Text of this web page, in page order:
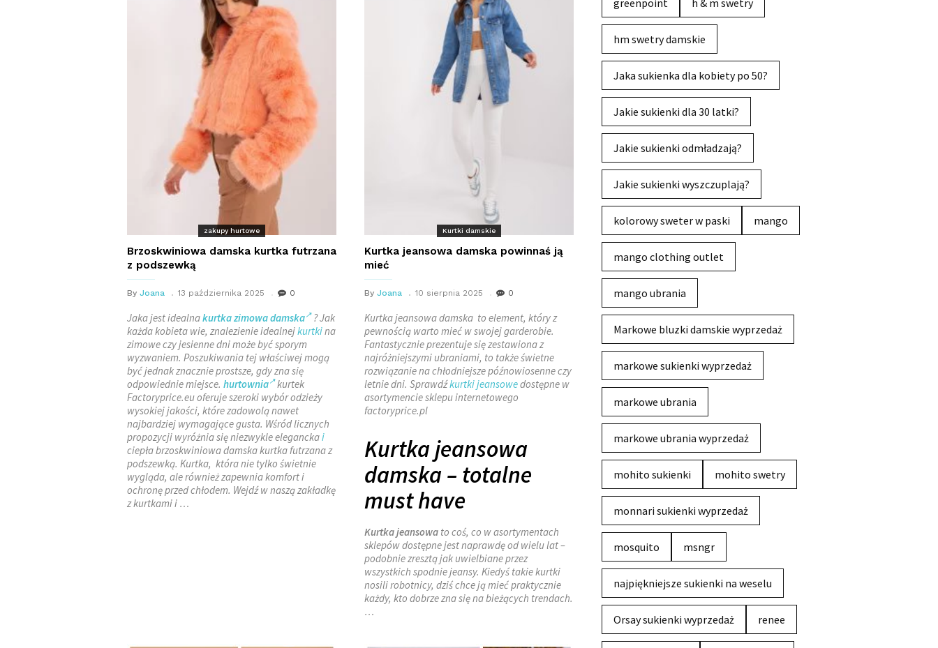
zakupy hurtowe
Brzoskwiniowa damska kurtka futrzana
z podszewką
By Joana 13 października 2025 0
Jaka jest idealnakurtka zimowa damska ? Jak
każda kobieta wie, znalezienie idealnejkurtkina
zimowe czy jesienne dni może być sporym
wyzwaniem. Poszukiwania tej właściwej mogą
być jednak znacznie prostsze, gdy zna się
odpowiednie miejsce. hurtownia kurtek
Factoryprice.eu oferuje szeroki wybór odzieży
wysokiej jakości, które zadowolą nawet
najbardziej wymagające gusta. Wśród licznych
propozycji wyróżnia się niezwykle eleganckai
ciepła brzoskwiniowa damska kurtka futrzana z
podszewką. Kurtka, która nie tylko świetnie
wygląda, ale również zapewnia komfort i
ochronę przed chłodem. Wejdź w naszą zakładkę
z kurtkami i …
Kurtki damskie
Kurtka jeansowa damska powinnaś ją
mieć
By Joana 10 sierpnia 2025 0
Kurtka jeansowa damska to element, który z
pewnością warto mieć w swojej garderobie.
Fantastycznie prezentuje się zestawiona z
najróżniejszymi ubraniami, to także świetne
rozwiązanie na chłodniejsze późnowiosenne czy
letnie dni. Sprawdźkurtki jeansowedostępne w
asortymencie sklepu internetowego
factoryprice.pl
Kurtka jeansowa
damska – totalne
must have
Kurtka jeansowa to coś, co w asortymentach
sklepów dostępne jest naprawdę od wielu lat –
podobnie zresztą jak uwielbiane przez
wszystkich spodnie jeansy. Kiedyś takie kurtki
nosili robotnicy, dziś chce ją mieć praktycznie
każdy, kto dobrze zna się na bieżących trendach.
…
greenpoint h & m swetry
hm swetry damskie
Jaka sukienka dla kobiety po 50?
Jakie sukienki dla 30 latki?
Jakie sukienki odmładzają?
Jakie sukienki wyszczuplają?
kolorowy sweter w paski mango
mango clothing outlet
mango ubrania
Markowe bluzki damskie wyprzedaż
markowe sukienki wyprzedaż
markowe ubrania
markowe ubrania wyprzedaż
mohito sukienki mohito swetry
monnari sukienki wyprzedaż
mosquito msngr
najpiękniejsze sukienki na weselu
Orsay sukienki wyprzedaż renee